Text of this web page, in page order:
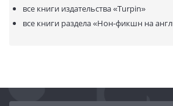
все книги издательства«Turpin»
все книги раздела«Нон-фикшн на